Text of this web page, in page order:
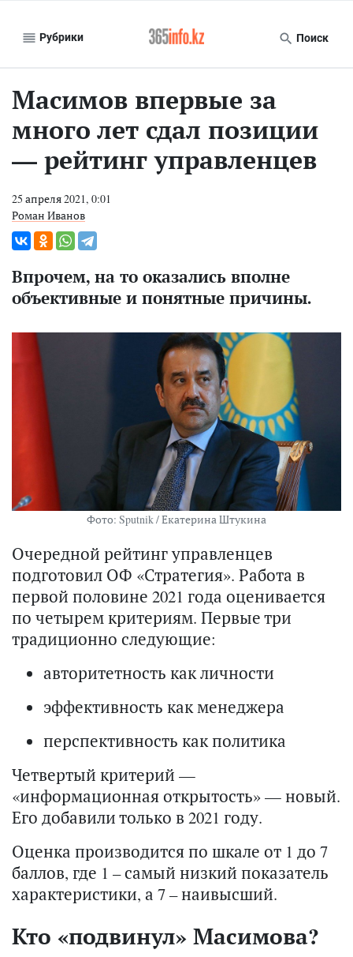
Рубрики Поиск
Масимов впервые за
много лет сдал позиции
— рейтинг управленцев
25 апреля 2021, 0:01
Роман Иванов
Впрочем, на то оказались вполне
объективные и понятные причины.
Фото: Sputnik / Екатерина Штукина
Очередной рейтинг управленцев
подготовил ОФ «Стратегия». Работа в
первой половине 2021 года оценивается
по четырем критериям. Первые три
традиционно следующие:
авторитетность как личности
эффективность как менеджера
перспективность как политика
Четвертый критерий —
«информационная открытость» — новый.
Его добавили только в 2021 году.
Оценка производится по шкале от 1 до 7
баллов, где 1 – самый низкий показатель
характеристики, а 7 – наивысший.
Кто «подвинул» Масимова?